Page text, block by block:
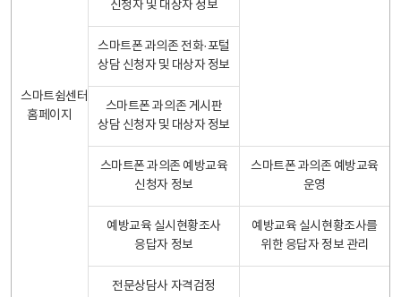
스마트쉼센터
홈페이지
신청자 및 대상자 정보
스마트폰 과의존 전화·포털
상담 신청자 및 대상자 정보
스마트폰 과의존 게시판
상담 신청자 및 대상자 정보
스마트폰 과의존 예방교육
신청자 정보
스마트폰 과의존 예방교육
운영
예방교육 실시현황조사
응답자 정보
예방교육 실시현황조사를
위한 응답자 정보 관리
전문상담사 자격검정